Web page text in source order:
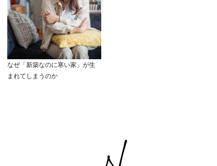
なぜ「新築なのに寒い家」が生
まれてしまうのか